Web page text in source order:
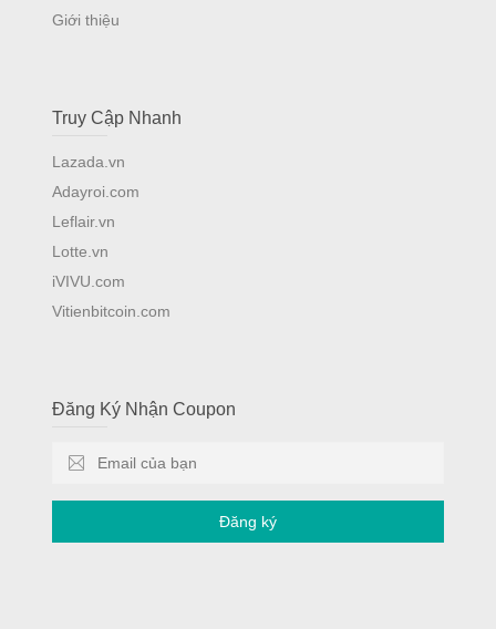
Giới thiệu
Truy Cập Nhanh
Lazada.vn
Adayroi.com
Leflair.vn
Lotte.vn
iVIVU.com
Vitienbitcoin.com
Đăng Ký Nhận Coupon
Đăng ký